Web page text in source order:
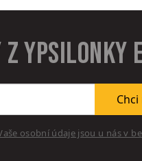
Ypsilonky
osobní údaje jsou u nás v